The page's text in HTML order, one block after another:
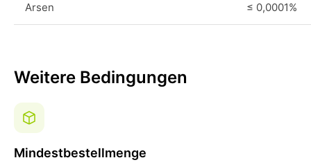
Arsen ≤ 0,0001%
Weitere Bedingungen
Mindestbestellmenge